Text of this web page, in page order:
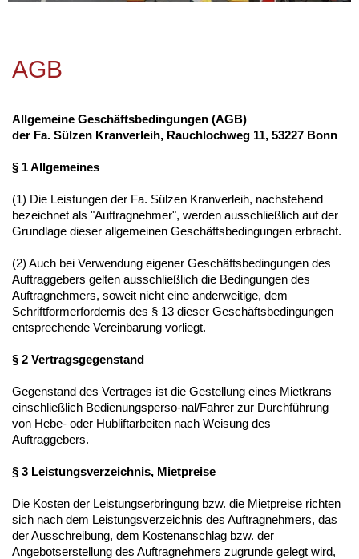
AGB
Allgemeine Geschäftsbedingungen (AGB)
der Fa. Sülzen Kranverleih, Rauchlochweg 11, 53227 Bonn
§ 1 Allgemeines
(1) Die Leistungen der Fa. Sülzen Kranverleih, nachstehend
bezeichnet als "Auftragnehmer", werden ausschließlich auf der
Grundlage dieser allgemeinen Geschäftsbedingungen erbracht.
(2) Auch bei Verwendung eigener Geschäftsbedingungen des
Auftraggebers gelten ausschließlich die Bedingungen des
Auftragnehmers, soweit nicht eine anderweitige, dem
Schriftformerfordernis des § 13 dieser Geschäftsbedingungen
entsprechende Vereinbarung vorliegt.
§ 2 Vertragsgegenstand
Gegenstand des Vertrages ist die Gestellung eines Mietkrans
einschließlich Bedienungsperso-nal/Fahrer zur Durchführung
von Hebe- oder Hubliftarbeiten nach Weisung des
Auftraggebers.
§ 3 Leistungsverzeichnis, Mietpreise
Die Kosten der Leistungserbringung bzw. die Mietpreise richten
sich nach dem Leistungsverzeichnis des Auftragnehmers, das
der Ausschreibung, dem Kostenanschlag bzw. der
Angebotserstellung des Auftragnehmers zugrunde gelegt wird,